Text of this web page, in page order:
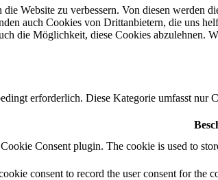
Website zu verbessern. Von diesen werden
auch Cookies von Drittanbietern, die uns
die Möglichkeit, diese Cookies abzulehnen.
erforderlich. Diese Kategorie umfasst nur
Consent plugin. The cookie is used to
consent to record the user consent for the